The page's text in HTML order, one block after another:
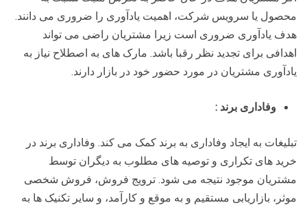
محصول یا سرویس شرکت، اهمیت یادآوری را ضروری می دانند.
هدف یادآوری ضروری است زیرا مشتریان راضی می تواند
اهدافی برای تجدید نظر رقبا باشد. مارک های به اصطلاح نیاز به
یادآوری مشتریان در مورد حضور خود در بازار دارند.
وفاداری برند :
تبلیغات به ایجاد وفاداری به برند کمک می کند. وفاداری برند در
خرید های تکراری و توصیه های مطلوب به دیگران توسط
مشتریان موجود نتیجه می شود. ترویج فروش، فروش شخصی
موثر، بازاریابی مستقیم و به موقع و کارآمد، و سایر تکنیک ها به